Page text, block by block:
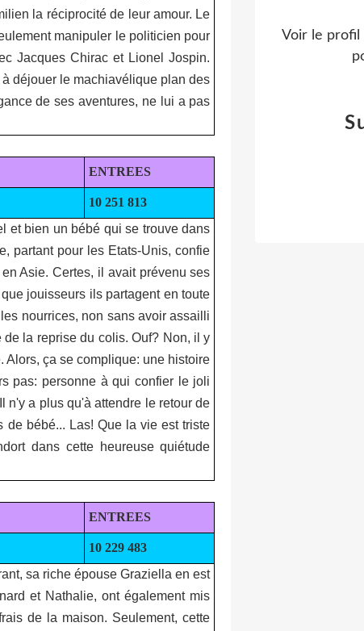
la réciprocité de leur amour. Le
manipuler le politicien pour
Jacques Chirac et Lionel Jospin.
déjouer le machiavélique plan des
de ses aventures, ne lui a pas
ENTREES
10 251 813
et bien un bébé qui se trouve dans
partant pour les Etats-Unis, confie
Asie. Certes, il avait prévenu ses
jouisseurs ils partagent en toute
nourrices, non sans avoir assailli
la reprise du colis. Ouf? Non, il y
ça se complique: une histoire
pas: personne à qui confier le joli
n'y a plus qu'à attendre le retour de
de bébé... Las! Que la vie est triste
dans cette heureuse quiétude
ENTREES
10 229 483
sa riche épouse Graziella en est
et Nathalie, ont également mis
de la maison. Seulement, cette
Voir le